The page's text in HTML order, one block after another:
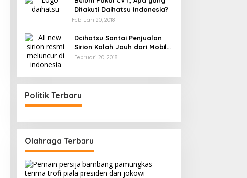
Ditakuti Daihatsu Indonesia?
Februari 20, 2018
Daihatsu Santai Penjualan
Sirion Kalah Jauh dari Mobil
LCGC
Februari 20, 2018
Politik Terbaru
Olahraga Terbaru